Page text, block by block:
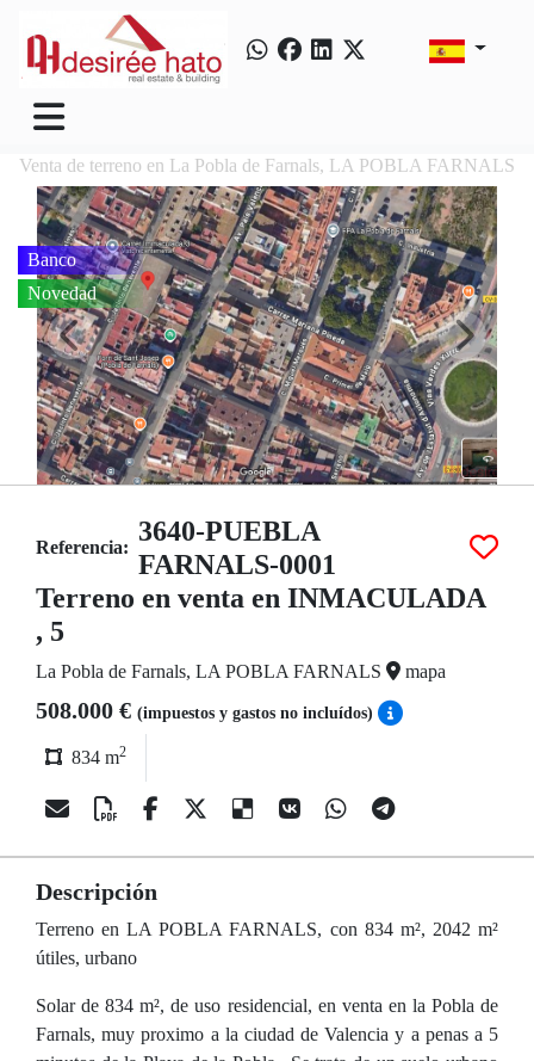
Venta de terreno en La Pobla de Farnals, LA POBLA FARNALS
Banco
Novedad
Referencia:
3640-PUEBLA
FARNALS-0001
Terreno en venta en INMACULADA
, 5
La Pobla de Farnals, LA POBLA FARNALS mapa
508.000 € (impuestos y gastos no incluídos)
834 m2
Descripción
Terreno en LA POBLA FARNALS, con 834 m², 2042 m²
útiles, urbano
Solar de 834 m², de uso residencial, en venta en la Pobla de
Farnals, muy proximo a la ciudad de Valencia y a penas a 5